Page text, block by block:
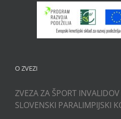
O ZVEZI
ZVEZA ZA ŠPORT INVALIDOV
SLOVENSKI PARALIMPIJSKI